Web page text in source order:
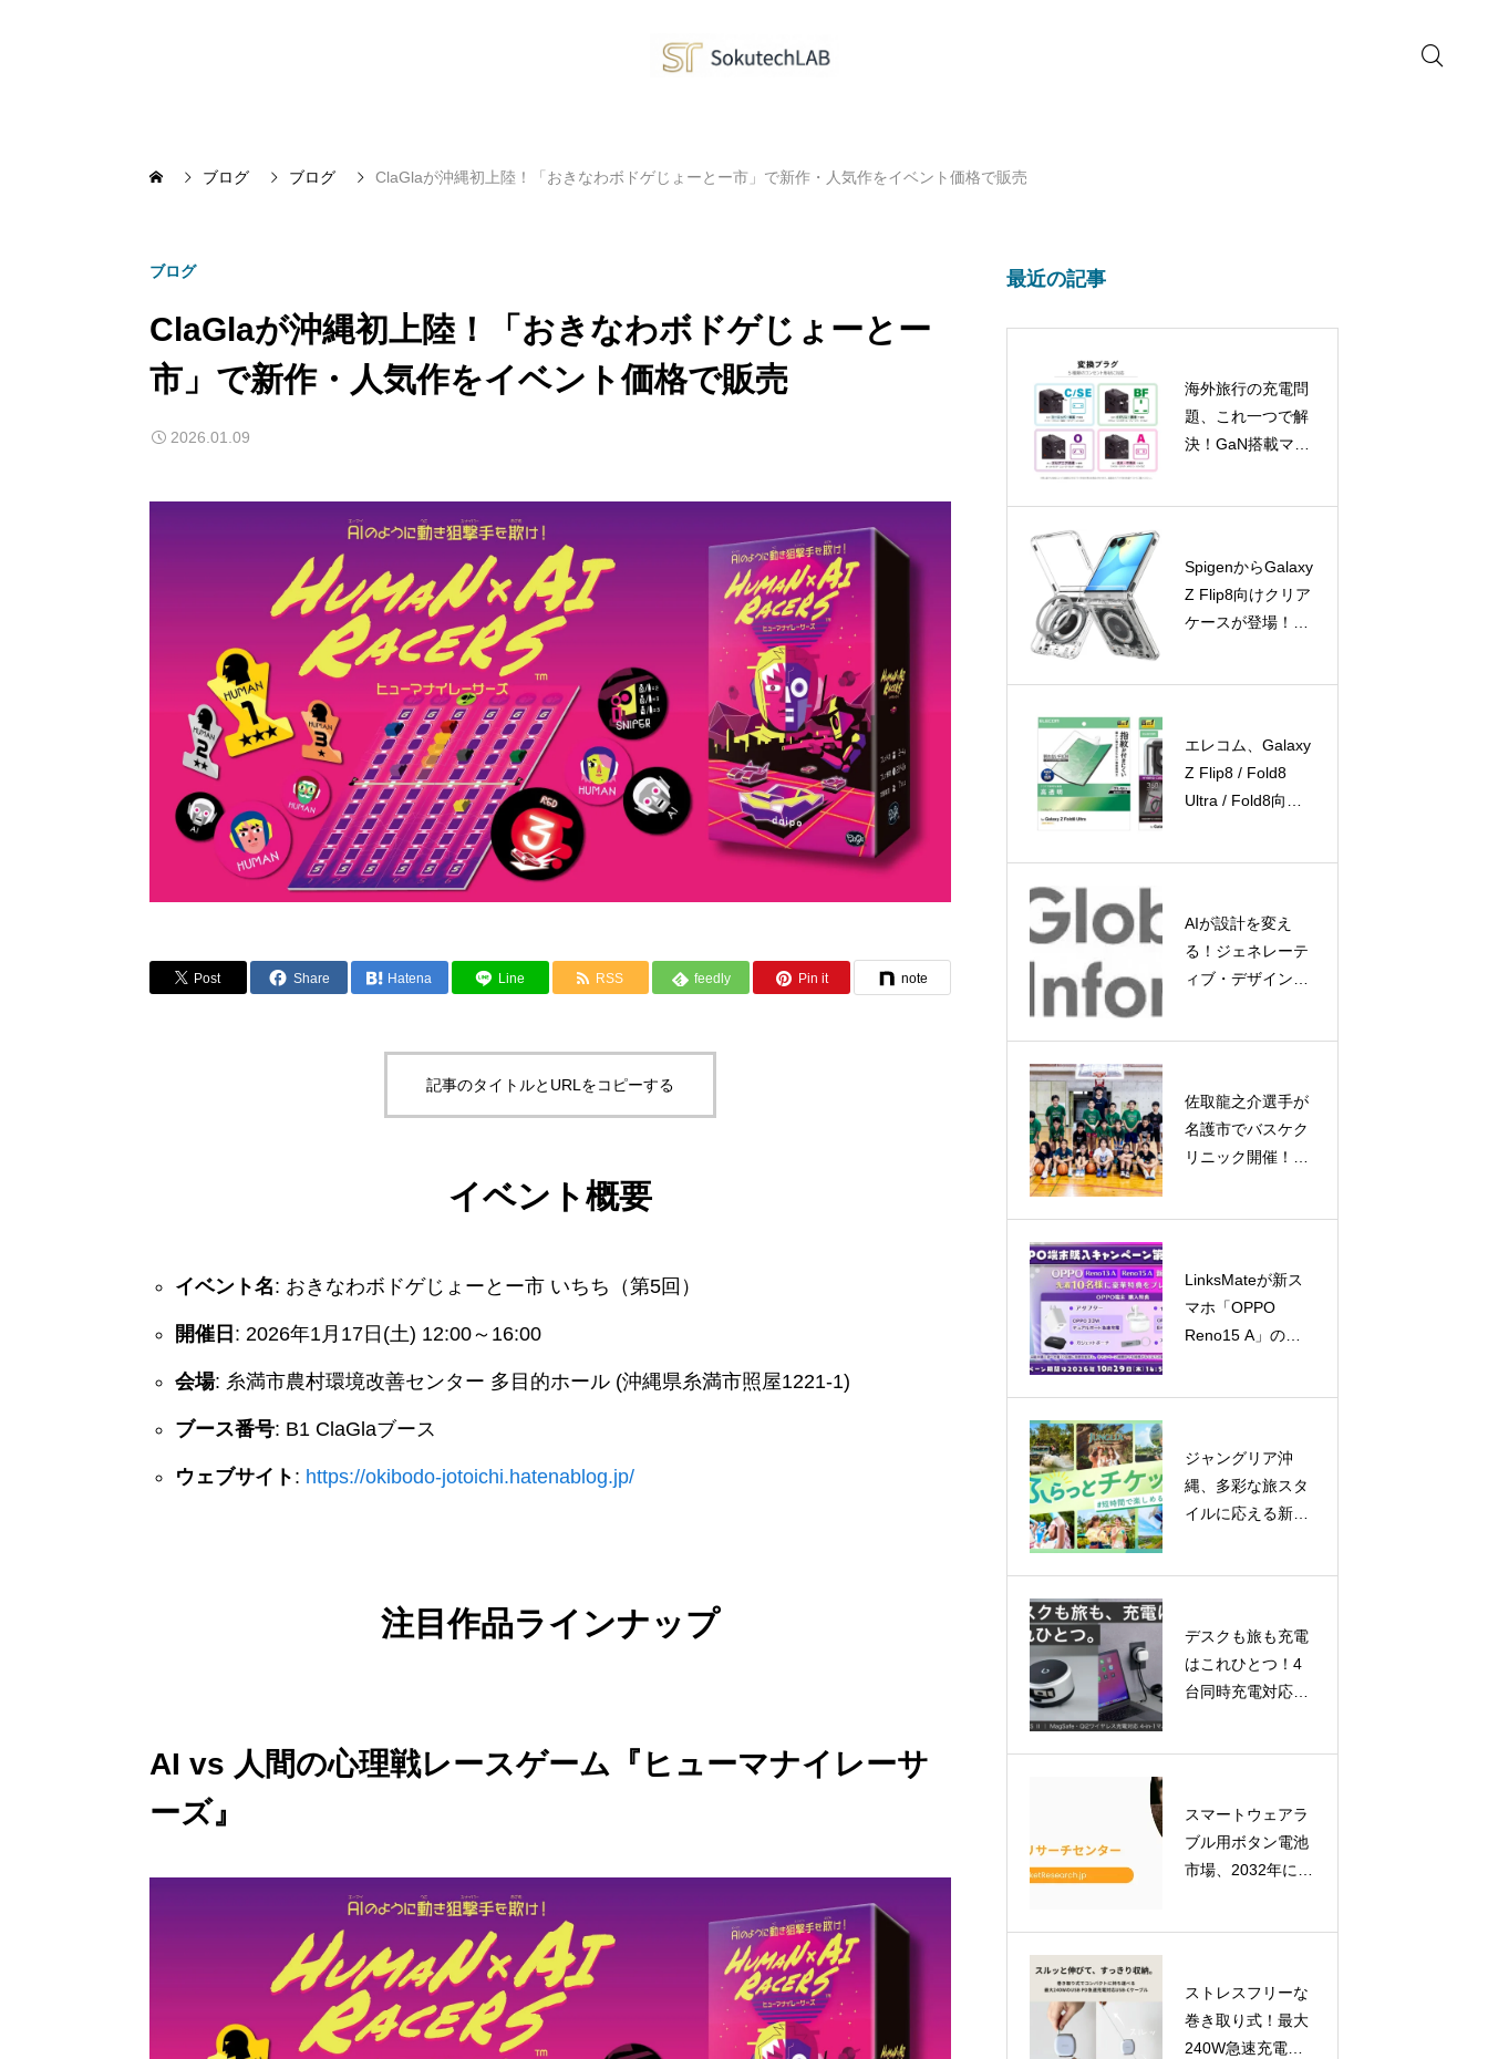
ブログ ブログ ClaGlaが沖縄初上陸！「おきなわボドゲじょーとー市」で新作・人気作をイベント価格で販売
ブログ
ClaGlaが沖縄初上陸！「おきなわボドゲじょーとー
市」で新作・人気作をイベント価格で販売
2026.01.09
Post Share Hatena Line RSS feedly Pin it note
記事のタイトルとURLをコピーする
イベント概要
イベント名: おきなわボドゲじょーとー市 いちち（第5回）
開催日 : 2026年1月17日(土) 12:00～16:00
会場: 糸満市農村環境改善センター 多目的ホール (沖縄県糸満市照屋1221-1)
ブース番号: B1 ClaGlaブース
ウェブサイト : https://okibodo-jotoichi.hatenablog.jp/
注目作品ラインナップ
AI vs 人間の心理戦レースゲーム『ヒューマナイレーサ
ーズ』
最近の記事
海外旅行の充電問
題、これ一つで解
決！GaN搭載マル
SpigenからGalaxy
Z Flip8向けクリア
ケースが登場！
エレコム、Galaxy
Z Flip8 / Fold8
Ultra / Fold8向け
AIが設計を変え
る！ジェネレーテ
ィブ・デザイン市
佐取龍之介選手が
名護市でバスケク
リニック開催！子
LinksMateが新ス
マホ「OPPO
Reno15 A」の販
ジャングリア沖
縄、多彩な旅スタ
イルに応える新チ
「ふらっとチケッ
化
デスクも旅も充電
はこれひとつ！4
台同時充電対応
スマートウェアラ
ブル用ボタン電池
市場、2032年には
ストレスフリーな
巻き取り式！最大
240W急速充電対